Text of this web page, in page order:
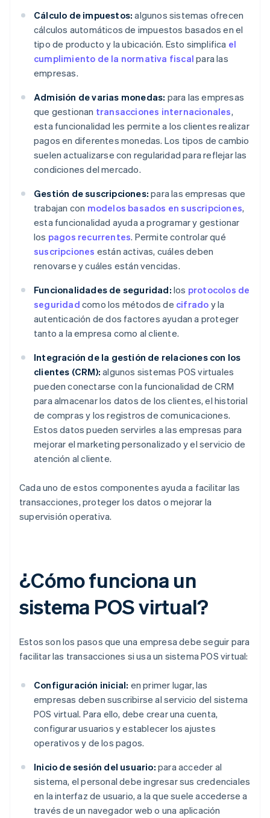
Cálculo de impuestos: algunos sistemas ofrecen
cálculos automáticos de impuestos basados en el
tipo de producto y la ubicación. Esto simplifica el
cumplimiento de la normativa fiscal para las
empresas.
Admisión de varias monedas: para las empresas
que gestionan transacciones internacionales,
esta funcionalidad les permite a los clientes realizar
pagos en diferentes monedas. Los tipos de cambio
suelen actualizarse con regularidad para reflejar las
condiciones del mercado.
Gestión de suscripciones: para las empresas que
trabajan con modelos basados en suscripciones,
esta funcionalidad ayuda a programar y gestionar
los pagos recurrentes. Permite controlar qué
suscripciones están activas, cuáles deben
renovarse y cuáles están vencidas.
Funcionalidades de seguridad: los protocolos de
seguridad como los métodos de cifrado y la
autenticación de dos factores ayudan a proteger
tanto a la empresa como al cliente.
Integración de la gestión de relaciones con los
clientes (CRM): algunos sistemas POS virtuales
pueden conectarse con la funcionalidad de CRM
para almacenar los datos de los clientes, el historial
de compras y los registros de comunicaciones.
Estos datos pueden servirles a las empresas para
mejorar el marketing personalizado y el servicio de
atención al cliente.
Cada uno de estos componentes ayuda a facilitar las
transacciones, proteger los datos o mejorar la
supervisión operativa.
¿Cómo funciona un
sistema POS virtual?
Estos son los pasos que una empresa debe seguir para
facilitar las transacciones si usa un sistema POS virtual:
Configuración inicial: en primer lugar, las
empresas deben suscribirse al servicio del sistema
POS virtual. Para ello, debe crear una cuenta,
configurar usuarios y establecer los ajustes
operativos y de los pagos.
Inicio de sesión del usuario: para acceder al
sistema, el personal debe ingresar sus credenciales
en la interfaz de usuario, a la que suele accederse a
través de un navegador web o una aplicación